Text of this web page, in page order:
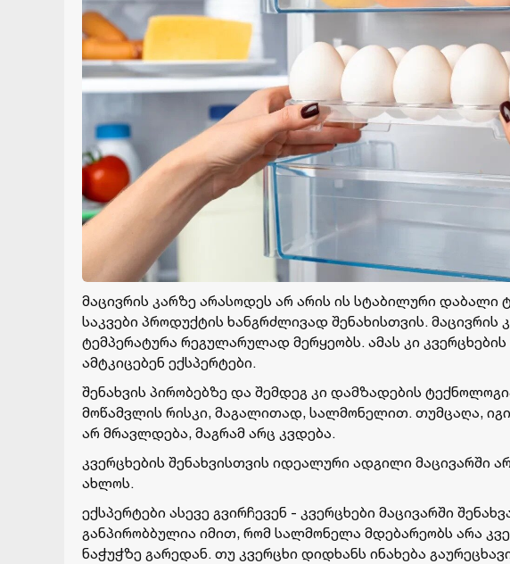
მაცივრის კარზე არასოდეს არ არის ის სტაბილური დაბალი
საკვები პროდუქტის ხანგრძლივად შენახისთვის. მაცივრის
ტემპერატურა რეგულარულად მერყეობს. ამას კი
ამტკიცებენ ექსპერტები.
შენახვის პირობებზე და შემდეგ კი დამზადების
მოწამვლის რისკი, მაგალითად, სალმონელით. თუმცაღა,
არ მრავლდება, მაგრამ არც კვდება.
კვერცხების შენახვისთვის იდეალური ადგილი მაცივარში
ახლოს.
ექსპერტები ასევე გვირჩევენ - კვერცხები მაცივარში
განპირობბულია იმით, რომ სალმონელა მდებარეობს არა
ნაჭუჭზე გარედან. თუ კვერცხი დიდხანს ინახება